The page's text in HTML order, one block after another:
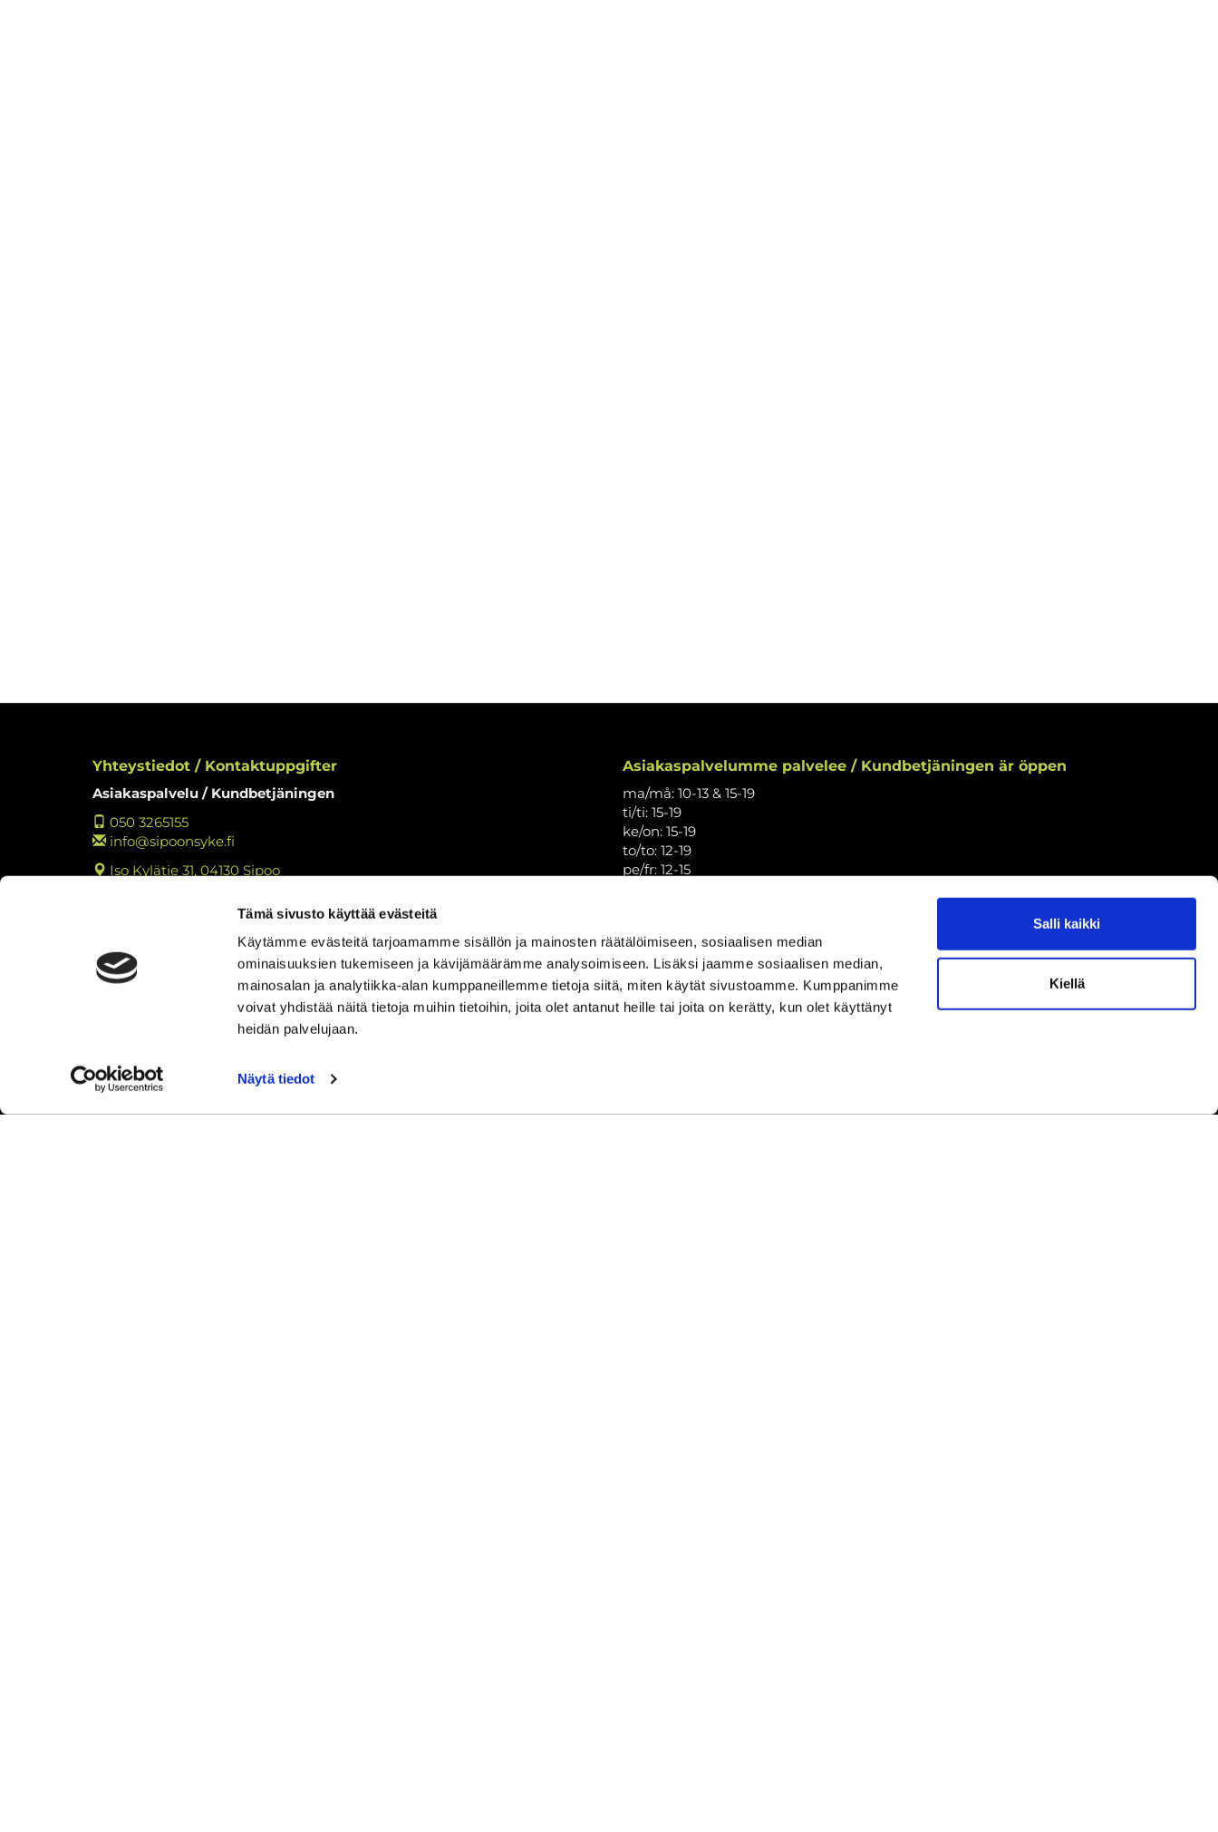
Tämä sivusto käyttää evästeitä
Käytämme evästeitä tarjoamamme sisällön ja mainosten räätälöimiseen, sosiaalisen median
ominaisuuksien tukemiseen ja kävijämäärämme analysoimiseen. Lisäksi jaamme sosiaalisen median,
mainosalan ja analytiikka-alan kumppaneillemme tietoja siitä, miten käytät sivustoamme. Kumppanimme
voivat yhdistää näitä tietoja muihin tietoihin, joita olet antanut heille tai joita on kerätty, kun olet käyttänyt
heidän palvelujaan.
Näytä tiedot
Salli kaikki
Kiellä
Yhteystiedot / Kontaktuppgifter
Asiakaspalvelu / Kundbetjäningen
050 3265155
info@sipoonsyke.fi
Iso Kylätie 31, 04130 Sipoo
Tulosta rekisteritietojen tarkastuslomake
Kokemuksia Sipoon Syke
Asiakaspalvelumme palvelee / Kundbetjäningen är öppen
ma/må: 10-13 & 15-19
ti/ti: 15-19
ke/on: 15-19
to/to: 12-19
pe/fr: 12-15
Puhelintiedusteluihin vastaamme asiakaspalvelun aukioloaikoina.
Vi svarar på telefonförfrågningar under kundbetjäningens öppettider.
Tarkistathan mahdolliset muutokset aukioloaikoihin
Vänligen kontrollera eventuella ändringar av öppettiderna